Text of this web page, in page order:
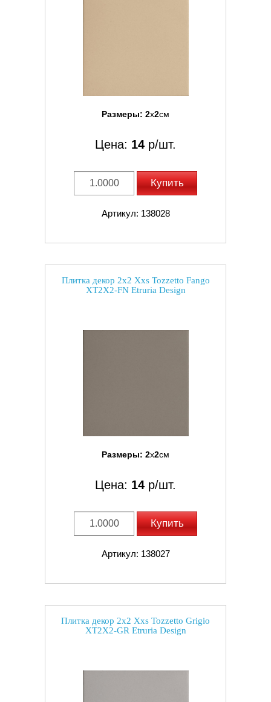
Размеры: 2x2см
Цена: 14 р/шт.
Купить
Артикул: 138028
Плитка декор 2x2 Xxs Tozzetto Fango
XT2X2-FN Etruria Design
Размеры: 2x2см
Цена: 14 р/шт.
Купить
Артикул: 138027
Плитка декор 2x2 Xxs Tozzetto Grigio
XT2X2-GR Etruria Design